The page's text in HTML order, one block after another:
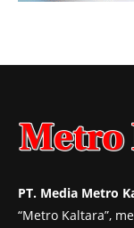
PT. Media Metro
“Metro Kaltara”,